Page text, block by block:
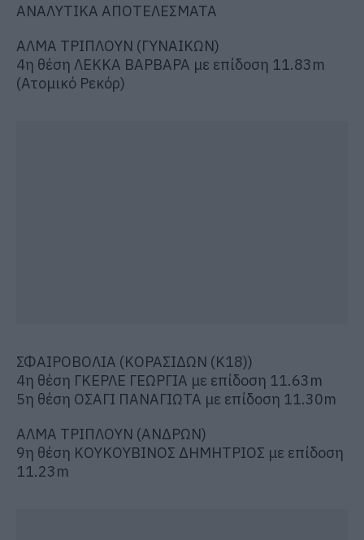
ΑΝΑΛΥΤΙΚΑ ΑΠΟΤΕΛΕΣΜΑΤΑ
ΑΛΜΑ ΤΡΙΠΛΟΥΝ (ΓΥΝΑΙΚΩΝ)
4η θέση ΛΕΚΚΑ ΒΑΡΒΑΡΑ με επίδοση 11.83m
(Ατομικό Ρεκόρ)
ΣΦΑΙΡΟΒΟΛΙΑ (ΚΟΡΑΣΙΔΩΝ (Κ18))
4η θέση ΓΚΕΡΛΕ ΓΕΩΡΓΙΑ με επίδοση 11.63m
5η θέση ΟΣΑΓΙ ΠΑΝΑΓΙΩΤΑ με επίδοση 11.30m
ΑΛΜΑ ΤΡΙΠΛΟΥΝ (ΑΝΔΡΩΝ)
9η θέση ΚΟΥΚΟΥΒΙΝΟΣ ΔΗΜΗΤΡΙΟΣ με επίδοση
11.23m